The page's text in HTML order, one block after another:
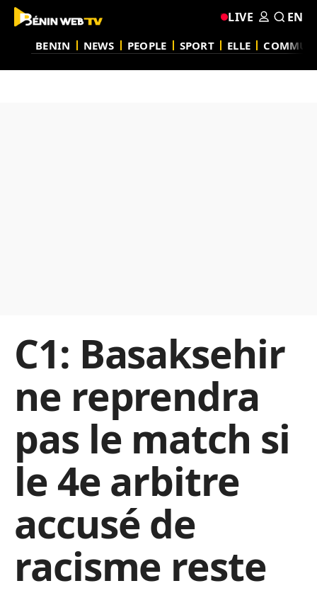
BENIN NEWS PEOPLE SPORT ELLE
LIVE EN
C1: Basaksehir
ne reprendra
pas le match si
le 4e arbitre
accusé de
racisme reste